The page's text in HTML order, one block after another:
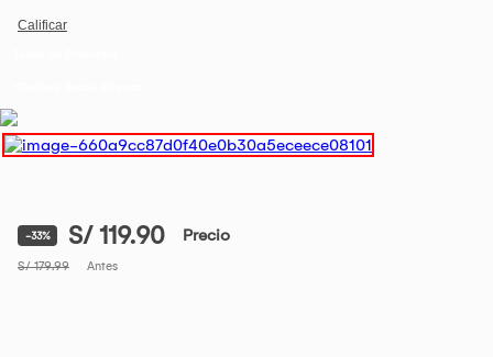
-33% S/ 119.90 Precio
S/ 179.99 Antes